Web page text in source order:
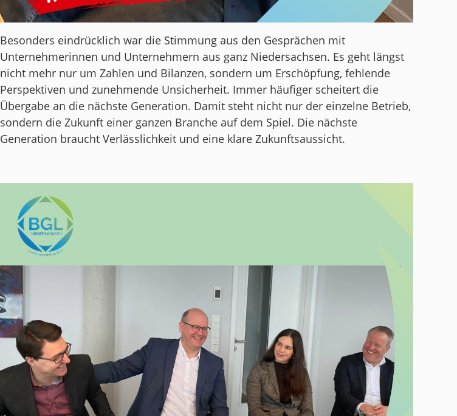
Besonders eindrücklich war die Stimmung aus den Gesprächen mit
Unternehmerinnen und Unternehmern aus ganz Niedersachsen. Es geht längst
nicht mehr nur um Zahlen und Bilanzen, sondern um Erschöpfung, fehlende
Perspektiven und zunehmende Unsicherheit. Immer häufiger scheitert die
Übergabe an die nächste Generation. Damit steht nicht nur der einzelne Betrieb,
sondern die Zukunft einer ganzen Branche auf dem Spiel. Die nächste
Generation braucht Verlässlichkeit und eine klare Zukunftsaussicht.